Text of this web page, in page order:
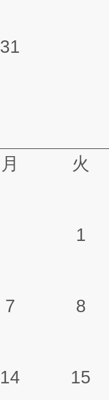
31
月 火
1
7 8
14 15